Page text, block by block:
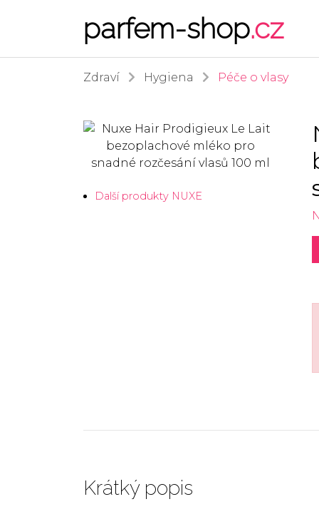
parfem-shop.cz
Zdraví Hygiena Péče o vlasy
Další produkty NUXE
Krátký popis